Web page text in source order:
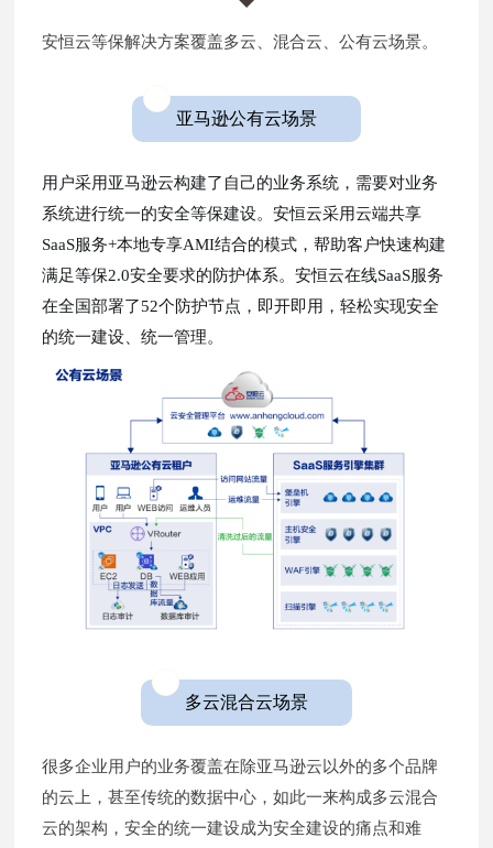
安恒云等保解决方案覆盖多云、混合云、公有云场景。
亚马逊公有云场景
用户采用亚马逊云构建了自己的业务系统，需要对业务
系统进行统一的安全等保建设。安恒云采用云端共享
SaaS服务+本地专享AMI结合的模式，帮助客户快速构建
满足等保2.0安全要求的防护体系。安恒云在线SaaS服务
在全国部署了52个防护节点，即开即用，轻松实现安全
的统一建设、统一管理。
多云混合云场景
很多企业用户的业务覆盖在除亚马逊云以外的多个品牌
的云上，甚至传统的数据中心，如此一来构成多云混合
云的架构，安全的统一建设成为安全建设的痛点和难